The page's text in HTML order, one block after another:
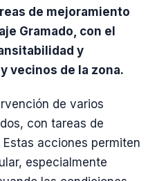
de mejoramiento
Gramado, con el
y
vecinos de la zona.
de varios
con tareas de
acciones permiten
especialmente